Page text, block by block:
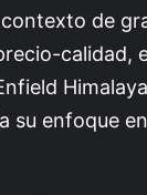
de
calidad,
su enfoque